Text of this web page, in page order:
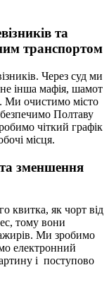
та
транспортом
Через суд ми
не інша мафія, шамот
Ми очистимо місто
Полтаву
чіткий графік
місця.
зменшення
квитка, як чорт від
тому вони
Ми зробимо
електронний
і поступово